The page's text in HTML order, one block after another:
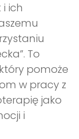
ich
To
pomoże
w pracy z
jako
i